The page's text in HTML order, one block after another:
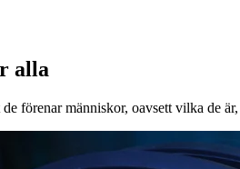
alla
förenar människor, oavsett vilka de